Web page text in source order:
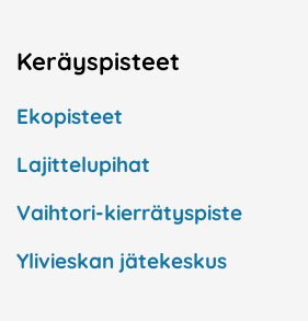
Keräyspisteet
Ekopisteet
Lajittelupihat
Vaihtori-kierrätyspiste
Ylivieskan jätekeskus